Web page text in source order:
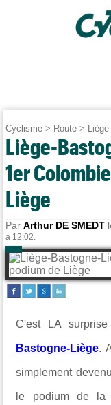
Cyclisme > Route >
Liège-
1er
Liège
ParArthur DE SMEDT
à 12:02.
C'est LA
Bastogne-Liège.
simplement
le podium de